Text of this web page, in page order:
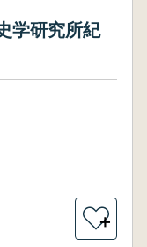
学研究所紀
＋